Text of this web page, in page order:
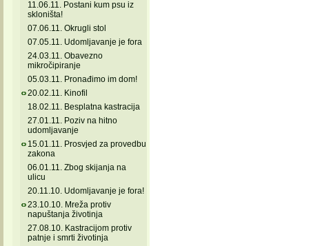
11.06.11. Postani kum psu iz
skloništa!
07.06.11. Okrugli stol
07.05.11. Udomljavanje je fora
24.03.11. Obavezno
mikročipiranje
05.03.11. Pronađimo im dom!
20.02.11. Kinofil
18.02.11. Besplatna kastracija
27.01.11. Poziv na hitno
udomljavanje
15.01.11. Prosvjed za provedbu
zakona
06.01.11. Zbog skijanja na
ulicu
20.11.10. Udomljavanje je fora!
23.10.10. Mreža protiv
napuštanja životinja
27.08.10. Kastracijom protiv
patnje i smrti životinja